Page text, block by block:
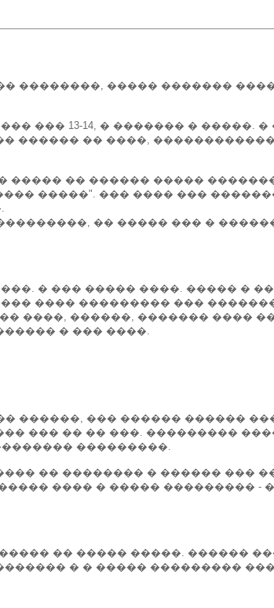
��������, ����� �������
��� 13-14, � ������� � �����.
������ �� ����,
����� �� ������ �����
�����". ��� ���� ���
�� ����� ��� �
� ��� ����� ����. ����� �
���� ��������� ���
����, ������, ������� ����
� ��� ����.
������, ��� ������ ������
��� �� �� ���. ���������
���������.
�� �������� � ������ ���
���� � ����� ��������� -
�� ����� �����. ������
� � ����� ���������